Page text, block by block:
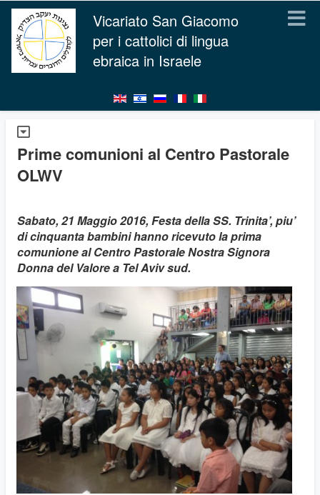
Vicariato San Giacomo
per i cattolici di lingua
ebraica in Israele
Prime comunioni al Centro Pastorale
OLWV
Sabato, 21 Maggio 2016, Festa della SS. Trinita’, piu’
di cinquanta bambini hanno ricevuto la prima
comunione al Centro Pastorale Nostra Signora
Donna del Valore a Tel Aviv sud.